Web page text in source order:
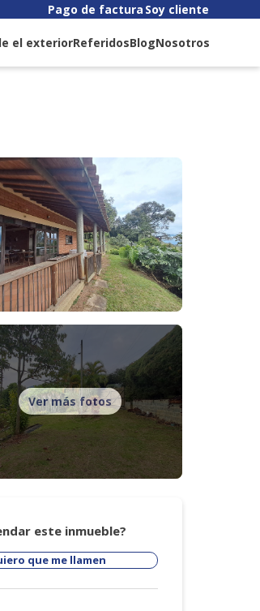
Pago de factura Soy cliente
el exteriorReferidosBlogNosotros
Ver más fotos
este inmueble?
que me llamen